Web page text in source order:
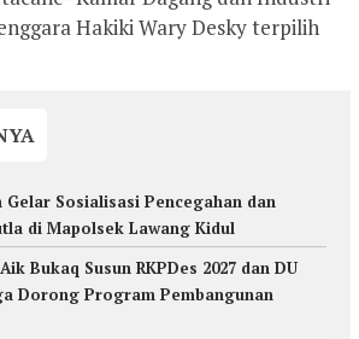
Hakiki Wary Desky terpilih
Sosialisasi Pencegahan dan
di Mapolsek Lawang Kidul
Bukaq Susun RKPDes 2027 dan DU
Dorong Program Pembangunan